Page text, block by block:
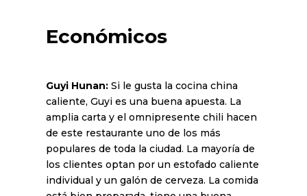
Económicos
Guyi Hunan: Si le gusta la cocina china
caliente, Guyi es una buena apuesta. La
amplia carta y el omnipresente chili hacen
de este restaurante uno de los más
populares de toda la ciudad. La mayoría de
los clientes optan por un estofado caliente
individual y un galón de cerveza. La comida